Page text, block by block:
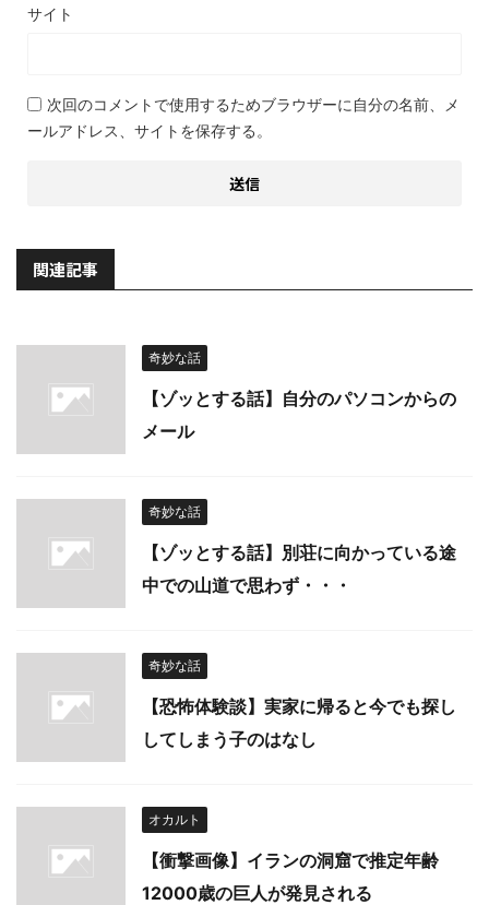
サイト
次回のコメントで使用するためブラウザーに自分の名前、メ
ールアドレス、サイトを保存する。
関連記事
奇妙な話
【ゾッとする話】自分のパソコンからの
メール
奇妙な話
【ゾッとする話】別荘に向かっている途
中での山道で思わず・・・
奇妙な話
【恐怖体験談】実家に帰ると今でも探し
してしまう子のはなし
オカルト
【衝撃画像】イランの洞窟で推定年齢
12000歳の巨人が発見される